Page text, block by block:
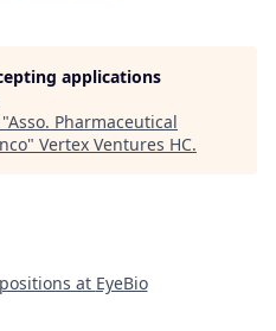
applications
Asso. Pharmaceutical
" Vertex Ventures HC.
at EyeBio